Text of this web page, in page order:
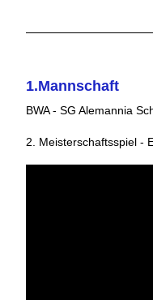
1.Mannschaft
BWA - SG Alemannia
2. Meisterschaftsspiel -